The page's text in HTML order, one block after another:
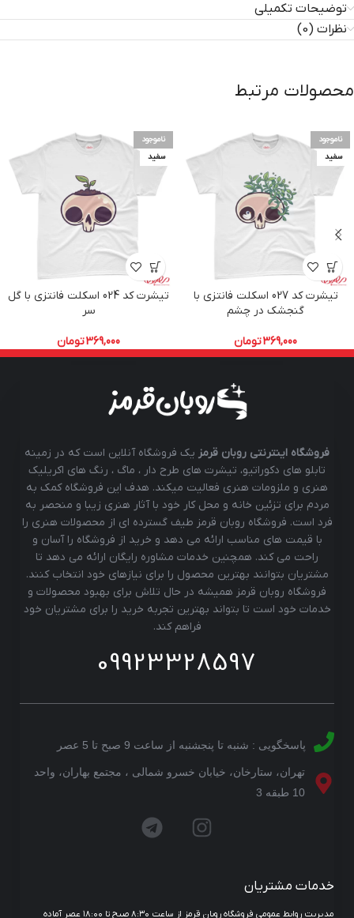
توضیحات تکمیلی
نظرات (0)
محصولات مرتبط
ناموجود
سفید
تیشرت کد 027 اسکلت فانتزی با
گنجشک در چشم
369,000تومان
ناموجود
سفید
تیشرت کد 024 اسکلت فانتزی با گل
سر
369,000تومان
فروشگاه اینترنتی روبان قرمز یک فروشگاه آنلاین است که در زمینه
تابلو های دکوراتیو، تیشرت های طرح دار ، ماگ ، رنگ های اکریلیک
هنری و ملزومات هنری فعالیت میکند. هدف این فروشگاه کمک به
مردم برای تزئین خانه و محل کار خود با آثار هنری زیبا و منحصر به
فرد است. فروشگاه روبان قرمز طیف گسترده ای از محصولات هنری را
با قیمت های مناسب ارائه می دهد و خرید از فروشگاه را آسان و
راحت می کند. همچنین خدمات مشاوره رایگان ارائه می دهد تا
مشتریان بتوانند بهترین محصول را برای نیازهای خود انتخاب کنند.
فروشگاه روبان قرمز همیشه در حال تلاش برای بهبود محصولات و
خدمات خود است تا بتواند بهترین تجربه خرید را برای مشتریان خود
فراهم کند.
09923328597
پاسخگویی : شنبه تا پنجشنبه از ساعت 9 صبح تا 5 عصر
تهران، ستارخان، خیابان خسرو شمالی ، مجتمع بهاران، واحد
10 طبقه 3
خدمات مشتریان
مدیریت روابط عمومی فروشگاه روبان قرمز از ساعت ۸:۳۰ صبح تا ۱۸:۰۰ عصر آماده